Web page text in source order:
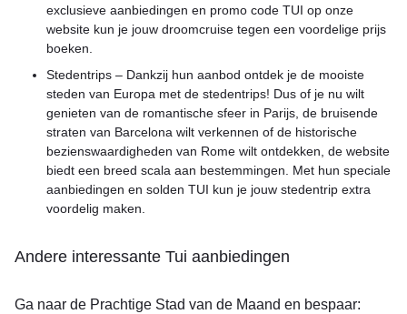
exclusieve aanbiedingen en promo code TUI op onze
website kun je jouw droomcruise tegen een voordelige prijs
boeken.
Stedentrips – Dankzij hun aanbod ontdek je de mooiste
steden van Europa met de stedentrips! Dus of je nu wilt
genieten van de romantische sfeer in Parijs, de bruisende
straten van Barcelona wilt verkennen of de historische
bezienswaardigheden van Rome wilt ontdekken, de website
biedt een breed scala aan bestemmingen. Met hun speciale
aanbiedingen en solden TUI kun je jouw stedentrip extra
voordelig maken.
Andere interessante Tui aanbiedingen
Ga naar de Prachtige Stad van de Maand en bespaar: